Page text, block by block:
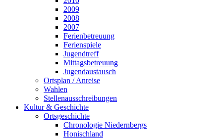
2009
2008
2007
Ferienbetreuung
Ferienspiele
Jugendtreff
Mittagsbetreuung
Jugendaustausch
Ortsplan / Anreise
Wahlen
Stellenausschreibungen
Kultur & Geschichte
Ortsgeschichte
Chronologie Niedernbergs
Honischland